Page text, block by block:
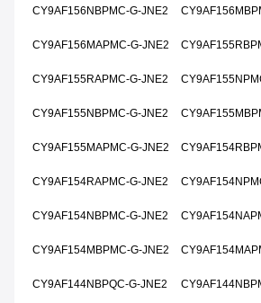
CY9AF156NBPMC-G-JNE2
CY9AF156MAPMC-G-JNE2
CY9AF155RAPMC-G-JNE2
CY9AF155NBPMC-G-JNE2
CY9AF155MAPMC-G-JNE2
CY9AF154RAPMC-G-JNE2
CY9AF154NBPMC-G-JNE2
CY9AF154MBPMC-G-JNE2
CY9AF144NBPQC-G-JNE2